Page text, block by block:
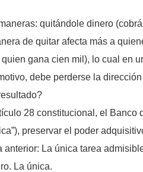
quitándole dinero
de quitar afecta más a
gana cien mil), lo cual en
debe perderse la
28 constitucional, el
preservar el poder
La única tarea
La única.